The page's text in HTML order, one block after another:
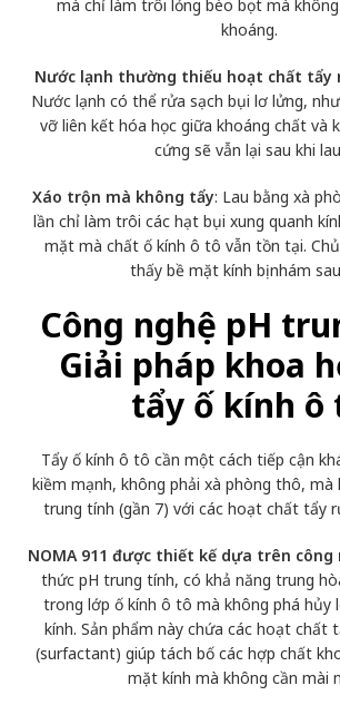
mà chỉ làm trôi lỏng bèo bọt mà
khoáng.
Nước lạnh thường thiếu hoạt chất tẩy
Nước lạnh có thể rửa sạch bụi lơ lửng,
vỡ liên kết hóa học giữa khoáng chất và
cứng sẽ vẫn lại sau khi
Xáo trộn mà không tẩy: Lau bằng xà
lần chỉ làm trôi các hạt bụi xung quanh
mặt mà chất ố kính ô tô vẫn tồn tại.
thấy bề mặt kính bị nhám
Công nghệ pH
Giải pháp khoa
tẩy ố kính ô
Tẩy ố kính ô tô cần một cách tiếp cận
kiềm mạnh, không phải xà phòng thô, mà
trung tính (gần 7) với các hoạt chất tẩy
NOMA 911 được thiết kế dựa trên công
thức pH trung tính, có khả năng trung
trong lớp ố kính ô tô mà không phá hủy
kính. Sản phẩm này chứa các hoạt chất
(surfactant) giúp tách bố các hợp chất
mặt kính mà không cần mài